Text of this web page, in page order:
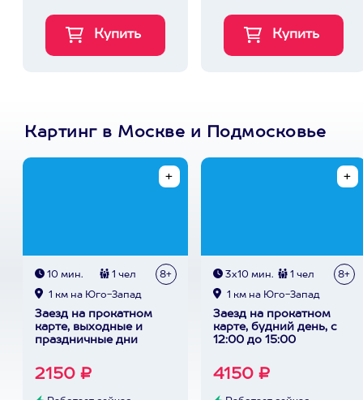
Картинг в Москве и Подмосковье
10 мин. 1 чел 8+
1 км на Юго-Запад
Заезд на прокатном
карте, выходные и
праздничные дни
2150 ₽
3х10 мин. 1 чел 8+
1 км на Юго-Запад
Заезд на прокатном
карте, будний день, с
12:00 до 15:00
4150 ₽